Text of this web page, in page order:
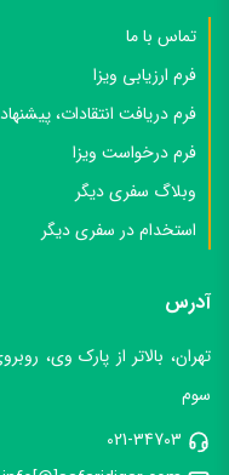
تماس با ما
فرم ارزیابی ویزا
فرم دریافت انتقادات،
فرم درخواست ویزا
وبلاگ سفری دیگر
استخدام در سفری دیگر
آدرس
سوم
021-34703